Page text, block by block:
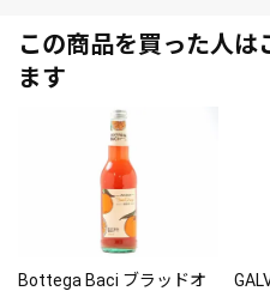
この商品を買った人は
ます
Bottega Baci ブラッドオ